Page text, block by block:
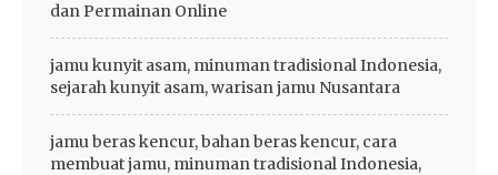
dan Permainan Online
jamu kunyit asam, minuman tradisional Indonesia,
sejarah kunyit asam, warisan jamu Nusantara
jamu beras kencur, bahan beras kencur, cara
membuat jamu, minuman tradisional Indonesia,